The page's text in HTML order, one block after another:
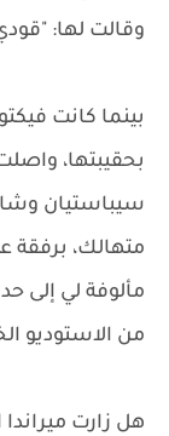
وقالت لها:
بينما كانت
بحقيبتها،
سيباستيان
متهالك،
مألوفة لي إلى
من الاستوديو
هل زارت